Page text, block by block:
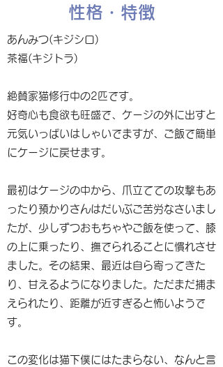
性格・特徴
あんみつ(キジシロ)
茶福(キジトラ)
絶賛家猫修行中の2匹です。
好奇心も食欲も旺盛で、ケージの外に出すと
元気いっぱいはしゃいでますが、ご飯で簡単
にケージに戻せます。
最初はケージの中から、爪立てての攻撃もあ
ったり預かりさんはだいぶご苦労なさいまし
たが、少しずつおもちゃやご飯を使って、膝
の上に乗ったり、撫でられることに慣れさせ
ました。その結果、最近は自ら寄ってきた
り、甘えるようになりました。ただまだ捕ま
えられたり、距離が近すぎると怖いようで
す。
この変化は猫下僕にはたまらない、なんと言